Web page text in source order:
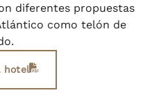
diferentes propuestas
como telón de
hotel